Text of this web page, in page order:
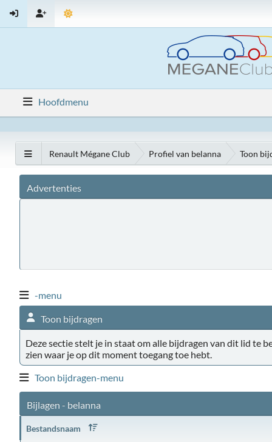
Hoofdmenu
Renault Mégane Club Profiel van belanna Toon
Advertenties
-menu
Toon bijdragen
Deze sectie stelt je in staat om alle bijdragen van dit lid te
zien waar je op dit moment toegang toe hebt.
Toon bijdragen-menu
Bijlagen - belanna
Bestandsnaam